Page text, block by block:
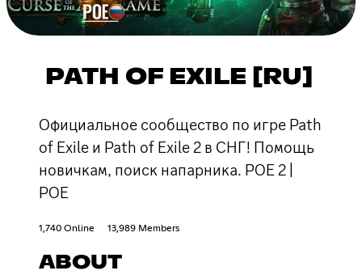
PATH OF EXILE [RU]
Официальное сообщество по игре Path
of Exile и Path of Exile 2 в СНГ! Помощь
новичкам, поиск напарника. POE 2 |
POE
1,740 Online 13,989 Members
ABOUT